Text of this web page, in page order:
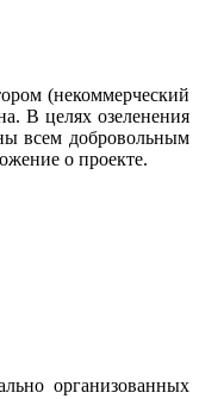
(некоммерческий
В целях озеленения
всем добровольным
о проекте.
организованных